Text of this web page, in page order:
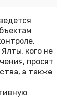
кого не
просят
а также